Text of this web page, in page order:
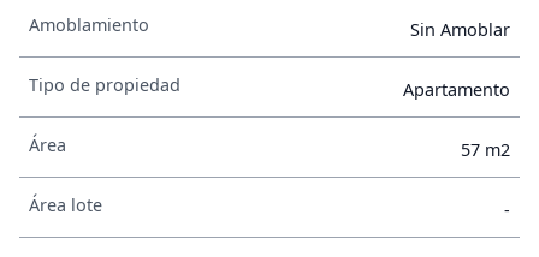
Amoblamiento Sin Amoblar
Tipo de propiedad Apartamento
Área 57 m2
Área lote -